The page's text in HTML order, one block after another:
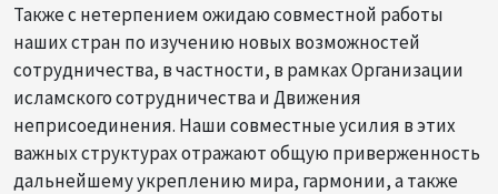
Также с нетерпением ожидаю совместной работы
наших стран по изучению новых возможностей
сотрудничества, в частности, в рамках Организации
исламского сотрудничества и Движения
неприсоединения. Наши совместные усилия в этих
важных структурах отражают общую приверженность
дальнейшему укреплению мира, гармонии, а также